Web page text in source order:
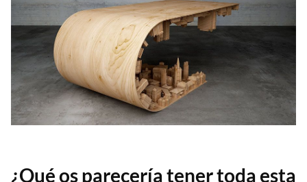
¿Qué os parecería tener toda esta